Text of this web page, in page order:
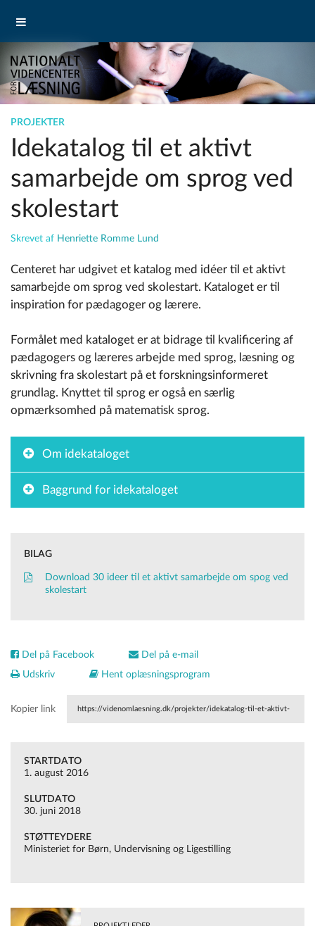
PROJEKTER
Idekatalog til et aktivt
samarbejde om sprog ved
skolestart
Skrevet af Henriette Romme Lund
Centeret har udgivet et katalog med idéer til et aktivt
samarbejde om sprog ved skolestart. Kataloget er til
inspiration for pædagoger og lærere.
Formålet med kataloget er at bidrage til kvalificering af
pædagogers og læreres arbejde med sprog, læsning og
skrivning fra skolestart på et forskningsinformeret
grundlag. Knyttet til sprog er også en særlig
opmærksomhed på matematisk sprog.
Om idekataloget
Baggrund for idekataloget
BILAG
Download 30 ideer til et aktivt samarbejde om spog ved
skolestart
Del på Facebook
Del på e-mail
Udskriv
Hent oplæsningsprogram
Kopier link https://videnomlaesning.dk/projekter/idekatalog-til-et-aktivt-
STARTDATO
1. august 2016
SLUTDATO
30. juni 2018
STØTTEYDERE
Ministeriet for Børn, Undervisning og Ligestilling